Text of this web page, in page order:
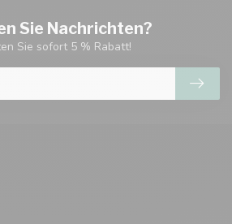
Sie Nachrichten?
Sie sofort 5 % Rabatt!